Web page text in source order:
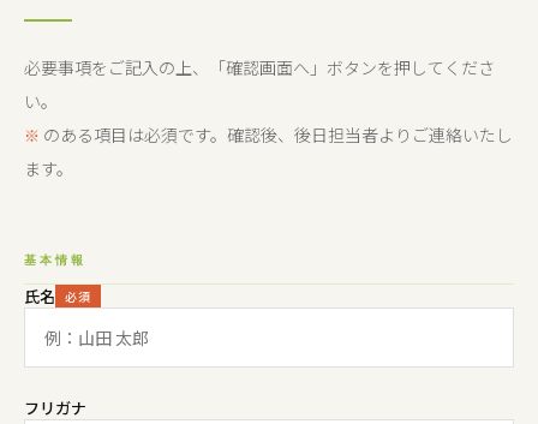
必要事項をご記入の上、「確認画面へ」ボタンを押してくださ
い。
※ のある項目は必須です。確認後、後日担当者よりご連絡いたし
ます。
基本情報
氏名 必須
フリガナ